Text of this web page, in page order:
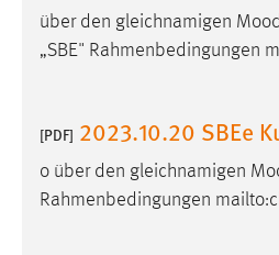
über den gleichnamigen
„SBE" Rahmenbedingungen
[PDF] 2023.10.20 SBEe
o über den gleichnamigen
Rahmenbedingungen
in diesem
eingeloggt ist.
Name: site-
Zweck:
Das Cookie